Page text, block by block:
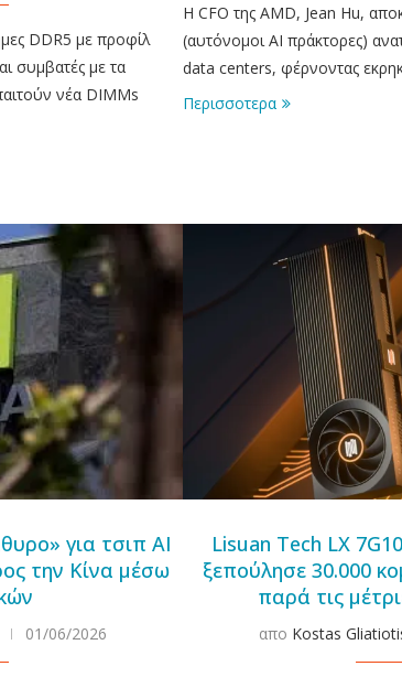
DDR5 με προφίλ
συμβατές με τα
νέα DIMMs
Η CFO της AMD, Jean Hu,
(αυτόνομοι AI πράκτορες)
data centers, φέρνοντας
Περισσοτερα
για τσιπ AI
την Κίνα μέσω
01/06/2026
Lisuan Tech LX
ξεπούλησε 30.000
παρά τις
απο Kostas